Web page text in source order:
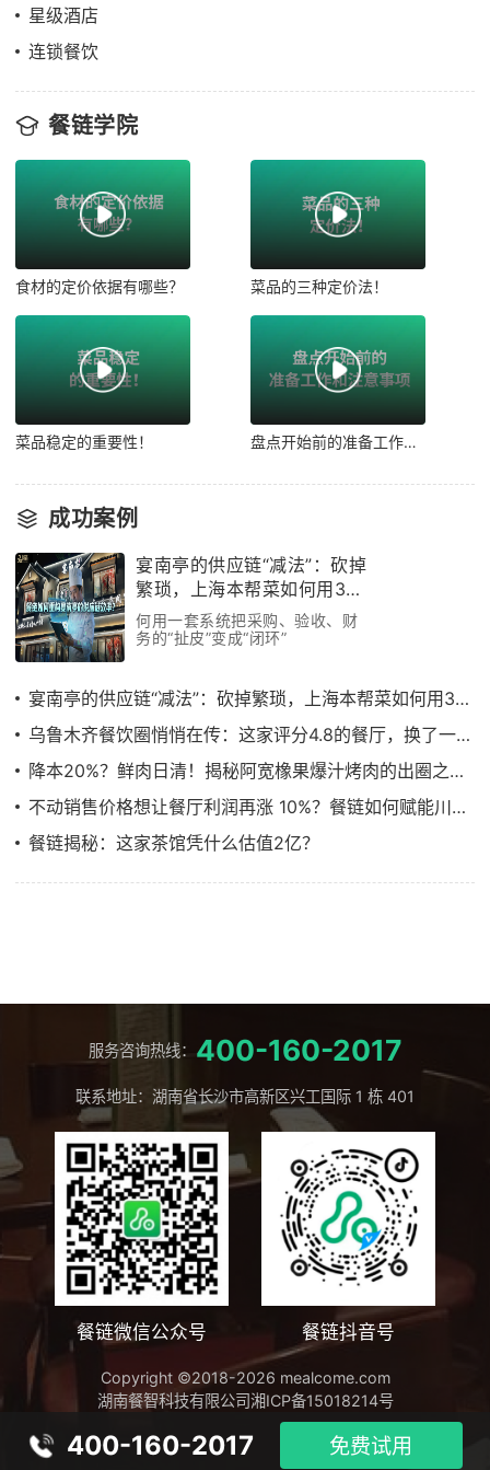
星级酒店
连锁餐饮
餐链学院
食材的定价依据有哪些？ 菜品的三种定价法！
菜品稳定的重要性！ 盘点开始前的准备工作和注意事项！
成功案例
宴南亭的供应链“减法”：砍掉
繁琐，上海本帮菜如何用3个
月跑通效率革命
何用一套系统把采购、验收、财
务的“扯皮”变成“闭环”
宴南亭的供应链“减法”：砍掉繁琐，上海本帮菜如何用3个月跑通效率革命
乌鲁木齐餐饮圈悄悄在传：这家评分4.8的餐厅，换了一套“供应链管理系统”
降本20%？鲜肉日清！揭秘阿宽橡果爆汁烤肉的出圈之路……
不动销售价格想让餐厅利润再涨 10%？餐链如何赋能川菜顶流饕林稳步增长
餐链揭秘：这家茶馆凭什么估值2亿？
服务咨询热线： 400-160-2017
联系地址：湖南省长沙市高新区兴工国际 1 栋 401
餐链微信公众号 餐链抖音号
Copyright ©2018-2026 mealcome.com
湖南餐智科技有限公司湘ICP备15018214号
400-160-2017 免费试用